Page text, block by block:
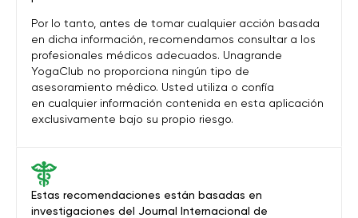
Estas recomendaciones están basadas en
investigaciones del Journal Internacional de
Por lo tanto, antes de tomar cualquier acción basada
en dicha información, recomendamos consultar a los
profesionales médicos adecuados. Unagrande
YogaClub no proporciona ningún tipo de
asesoramiento médico. Usted utiliza o confía
en cualquier información contenida en esta aplicación
exclusivamente bajo su propio riesgo.